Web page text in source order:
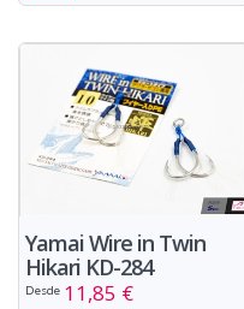
Yamai Wire in Twin
Hikari KD-284
Desde 11,85 €